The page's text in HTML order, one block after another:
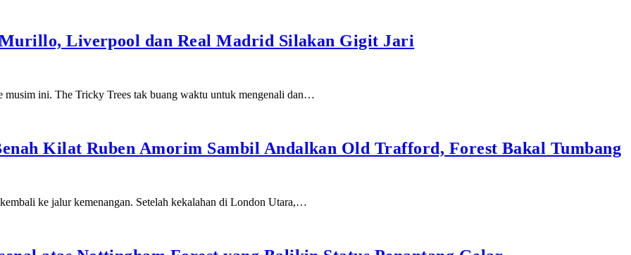
Liverpool dan Real Madrid Silakan Gigit Jari
ini. The Tricky Trees tak buang waktu untuk mengenali dan…
Kilat Ruben Amorim Sambil Andalkan Old Trafford, Forest Bakal Tumbang
ke jalur kemenangan. Setelah kekalahan di London Utara,…